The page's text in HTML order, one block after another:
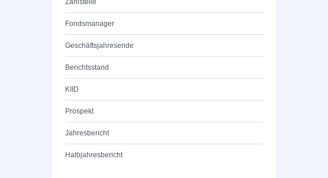
Zahlstelle
Fondsmanager
Geschäftsjahresende
Berichtsstand
KIID
Prospekt
Jahresbericht
Halbjahresbericht